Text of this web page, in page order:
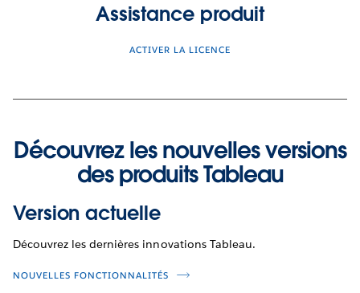
Assistance produit
ACTIVER LA LICENCE
Découvrez les nouvelles versions
des produits Tableau
Version actuelle
Découvrez les dernières innovations Tableau.
NOUVELLES FONCTIONNALITÉS